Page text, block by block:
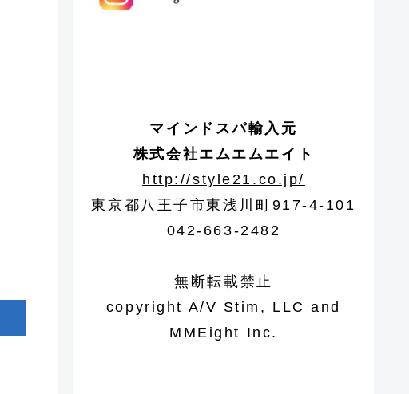
マインドスパ輸入元
株式会社エムエムエイト
http://style21.co.jp/
東京都八王子市東浅川町917-4-101
042-663-2482
無断転載禁止
copyright A/V Stim, LLC and
MMEight Inc.